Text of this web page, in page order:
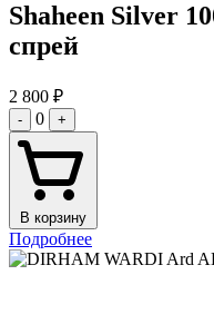
Shaheen Silver
спрей
2 800 ₽
- 0 +
В корзину
Подробнее